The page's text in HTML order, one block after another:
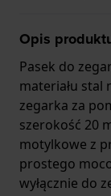
Opis
Pasek do
materiału stal
zegarka za
szerokość 20
motylkowe z
prostego
wyłącznie do